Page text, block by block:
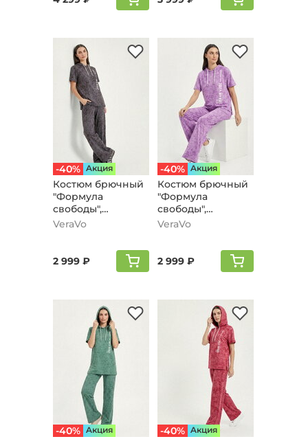
-40% Aкция
Костюм брючный
"Формула
свободы",
кофейный
VeraVo
2 999 ₽
-40% Aкция
Костюм брючный
"Формула
свободы",
сиреневый
VeraVo
2 999 ₽
-40% Aкция -40% Aкция